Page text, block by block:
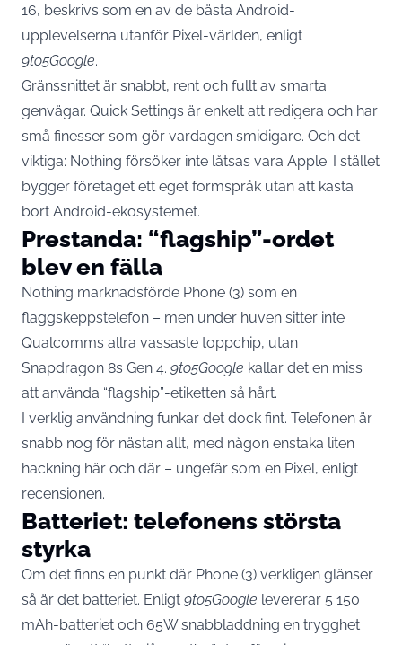
16, beskrivs som en av de bästa Android-
upplevelserna utanför Pixel-världen, enligt
9to5Google.
Gränssnittet är snabbt, rent och fullt av smarta
genvägar. Quick Settings är enkelt att redigera och har
små finesser som gör vardagen smidigare. Och det
viktiga: Nothing försöker inte låtsas vara Apple. I stället
bygger företaget ett eget formspråk utan att kasta
bort Android-ekosystemet.
Prestanda: “flagship”-ordet
blev en fälla
Nothing marknadsförde Phone (3) som en
flaggskeppstelefon – men under huven sitter inte
Qualcomms allra vassaste toppchip, utan
Snapdragon 8s Gen 4. 9to5Google kallar det en miss
att använda “flagship”-etiketten så hårt.
I verklig användning funkar det dock fint. Telefonen är
snabb nog för nästan allt, med någon enstaka liten
hackning här och där – ungefär som en Pixel, enligt
recensionen.
Batteriet: telefonens största
styrka
Om det finns en punkt där Phone (3) verkligen glänser
så är det batteriet. Enligt 9to5Google levererar 5 150
mAh-batteriet och 65W snabbladdning en trygghet